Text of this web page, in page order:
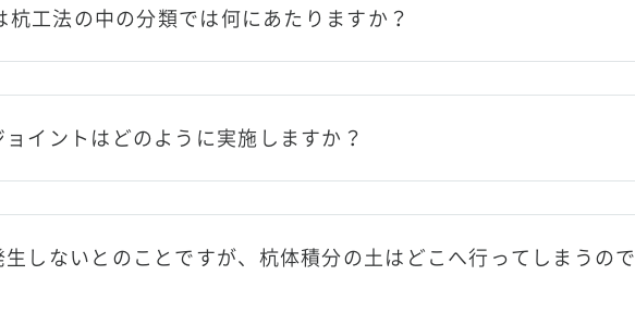
杭工法の中の分類では何にあたりますか？
イントはどのように実施しますか？
しないとのことですが、杭体積分の土はどこへ行ってしまうので